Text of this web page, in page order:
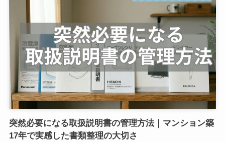
突然必要になる取扱説明書の管理方法｜マンション築
17年で実感した書類整理の大切さ